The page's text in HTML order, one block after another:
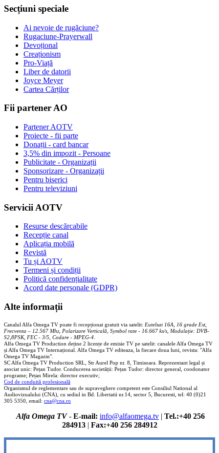
Secțiuni speciale
Ai nevoie de rugăciune?
Rugaciune-Prayerwall
Devoțional
Creaționism
Pro-Viață
Liber de datorii
Joyce Meyer
Cartea Cărților
Fii partener AO
Partener AOTV
Proiecte - fii parte
Donații - card bancar
3,5% din impozit - Persoane
Publicitate - Organizații
Sponsorizare - Organizații
Pentru biserici
Pentru televiziuni
Servicii AOTV
Resurse descărcabile
Recepție canal
Aplicația mobilă
Revistă
Tu și AOTV
Termeni și condiții
Politică confidențialitate
Acord date personale (GDPR)
Alte informații
Canalul Alfa Omega TV poate fi recepționat gratuit via satelit: Eutelsat 16A, 16 grade Est,
Frecventa – 12.567 Mhz, Polarizare Verticală, Symbol rate - 16.667 ks/s, Modulație: DVB-
S2,8PSK, FEC - 3/5, Codare - MPEG-4
Alfa Omega TV Production deține 2 licențe de emisie TV pe satelit: canalele Alfa Omega TV
și Alfa Omega TV Internațional. Alfa Omega TV editeaza, la fiecare doua luni, revista: "Alfa
Omega TV Magazin".
SC Alfa Omega TV Production SRL, Str Aurel Pop nr. 8, Timisoara. Reprezentant legal și
asociat unic: Pețan Tudor. Conducerea societății: Pețan Tudor: director general, coodonator
programe; Pețan Mirela: director executiv;
Cod de conduită profesională
Organismul de reglementare sau de supraveghere competent este Consiliul National al
Audiovizualului (CNA), cu sediul in Bd. Libertatii nr.14, sector 5, Bucuresti, tel: 40 (0)21
305 5350, email: cna@cna.ro
Alfa Omega TV- E-mail: info@alfaomega.tv | Tel.:+40 256
284913| Fax:+40 256 284912